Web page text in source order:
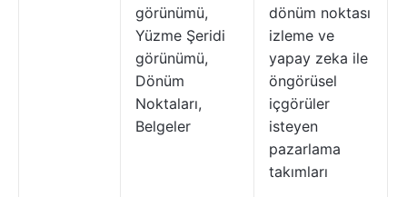
görünümü,
Yüzme Şeridi
görünümü,
Dönüm
Noktaları,
Belgeler
dönüm noktası
izleme ve
yapay zeka ile
öngörüsel
içgörüler
isteyen
pazarlama
takımları